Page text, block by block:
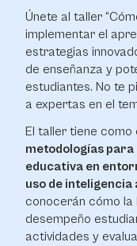
Únete al taller
implementar el
estrategias
de enseñanza y
estudiantes. No te
a expertas en el
El taller tiene
metodologías
educativa en
uso de
conocerán cómo la
desempeño
actividades y